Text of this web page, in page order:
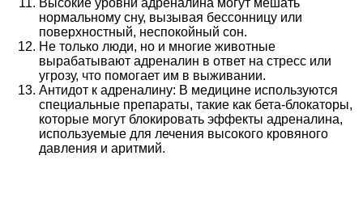
Высокие уровни адреналина могут мешать
нормальному сну, вызывая бессонницу или
поверхностный, неспокойный сон.
Не только люди, но и многие животные
вырабатывают адреналин в ответ на стресс или
угрозу, что помогает им в выживании.
Антидот к адреналину: В медицине используются
специальные препараты, такие как бета-блокаторы,
которые могут блокировать эффекты адреналина,
используемые для лечения высокого кровяного
давления и аритмий.